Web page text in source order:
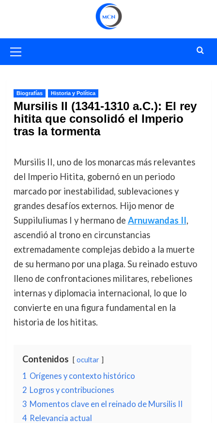
primario
Biografías Historia y Política
Mursilis II (1341-1310 a.C.): El rey
hitita que consolidó el Imperio
tras la tormenta
Mursilis II, uno de los monarcas más relevantes
del Imperio Hitita, gobernó en un periodo
marcado por inestabilidad, sublevaciones y
grandes desafíos externos. Hijo menor de
Suppiluliumas I y hermano de Arnuwandas II,
ascendió al trono en circunstancias
extremadamente complejas debido a la muerte
de su hermano por una plaga. Su reinado estuvo
lleno de confrontaciones militares, rebeliones
internas y diplomacia internacional, lo que lo
convierte en una figura fundamental en la
historia de los hititas.
Contenidos ocultar
1 Orígenes y contexto histórico
2 Logros y contribuciones
3 Momentos clave en el reinado de Mursilis II
4 Relevancia actual